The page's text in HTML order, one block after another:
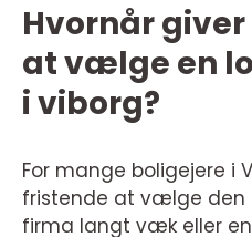
Hvornår
at vælge en
i viborg?
For mange boligejere i
fristende at vælge den
firma langt væk eller